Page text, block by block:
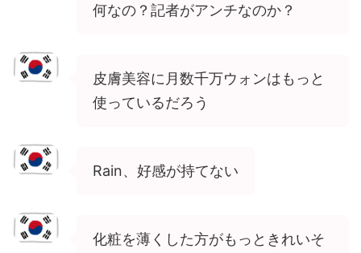
何なの？記者がアンチなのか？
皮膚美容に月数千万ウォンはもっと
使っているだろう
Rain、好感が持てない
化粧を薄くした方がもっときれいそ